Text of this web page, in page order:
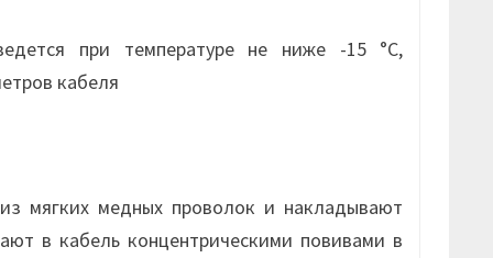
при температуре не ниже -15 °С,
кабеля
мягких медных проволок и накладывают
в кабель концентрическими повивами в